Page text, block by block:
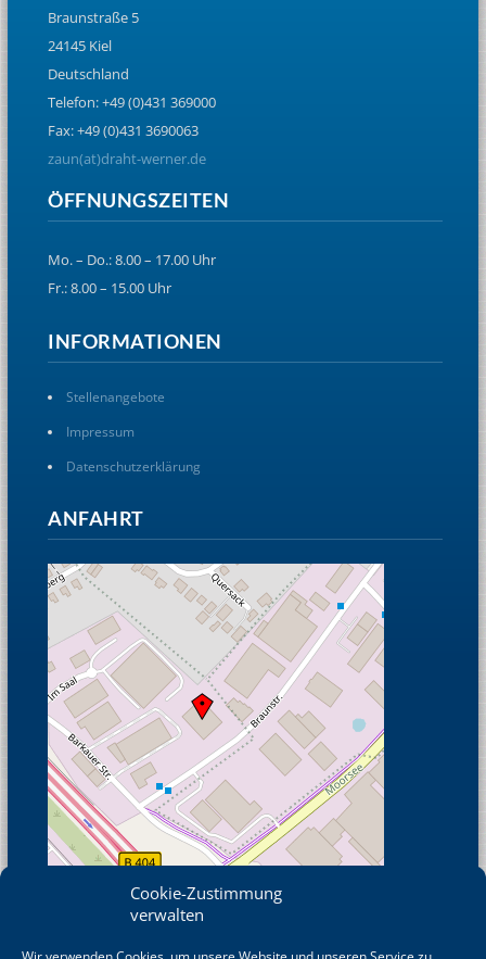
Cookie-Zustimmung
verwalten
Braunstraße 5
24145 Kiel
Deutschland
Telefon: +49 (0)431 369000
Fax: +49 (0)431 3690063
zaun(at)draht-werner.de
ÖFFNUNGSZEITEN
Mo. – Do.: 8.00 – 17.00 Uhr
Fr.: 8.00 – 15.00 Uhr
INFORMATIONEN
Stellenangebote
Impressum
Datenschutzerklärung
ANFAHRT